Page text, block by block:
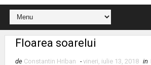
Floarea soarelui
de Constantin Hriban - vineri, iulie 13, 2018 in